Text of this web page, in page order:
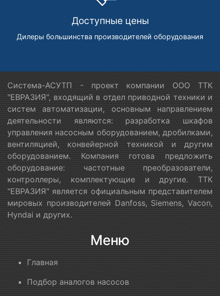
Доступные цены
Дилеры большинства производителей оборудования
Система-АСУТП - проект компании ООО ТТК
"ЕВРАЗИЯ", входящий в отдел приводной техники и
систем автоматизации, основным направлением
деятельности являются: разработка шкафов
управления насосным оборудованием, дробилками,
вентиляцией, конвейерной техникой и другим
оборудованием. Компания готова предложить
оборудование: частотные преобразователи,
контроллеры, комплектующие и другие. ТТК
"ЕВРАЗИЯ" является официальным представителем
мировых производителей Danfoss, Siemens, Vacon,
Hyndai и других.
Меню
Главная
Подбор аналогов насосов